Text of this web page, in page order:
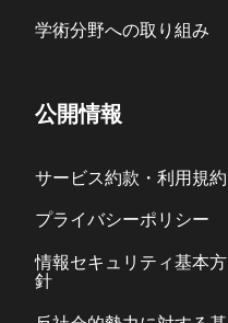
学術分野への取り組み
公開情報
サービス約款・利用規約
プライバシーポリシー
情報セキュリティ基本方
針